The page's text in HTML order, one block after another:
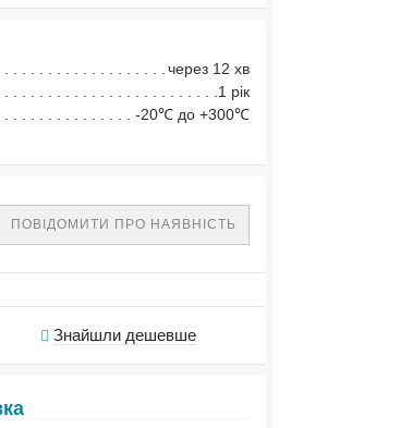
через 12 хв
1 рік
-20℃ до +300℃
ПОВІДОМИТИ ПРО НАЯВНІСТЬ
Знайшли дешевше